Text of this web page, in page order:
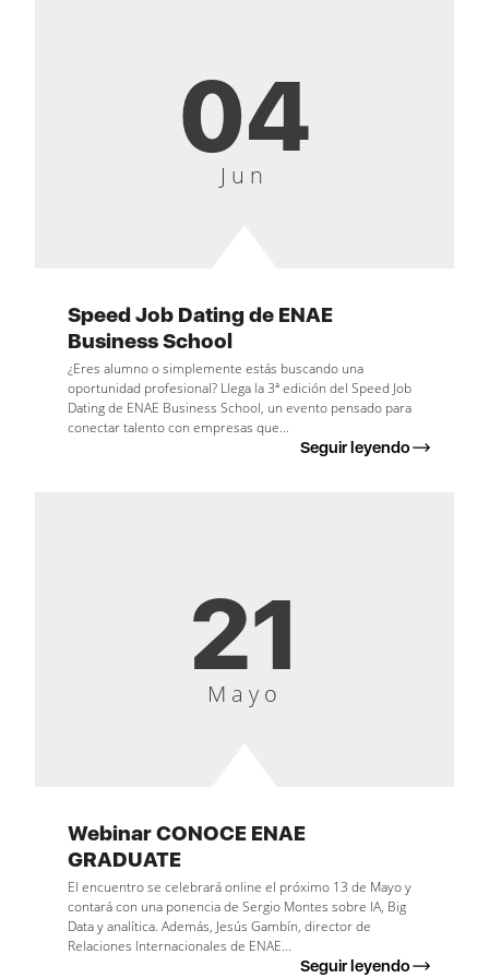
04
Jun
Speed Job Dating de ENAE
Business School
¿Eres alumno o simplemente estás buscando una
oportunidad profesional? Llega la 3ª edición del Speed Job
Dating de ENAE Business School, un evento pensado para
conectar talento con empresas que...
Seguir leyendo
21
Mayo
Webinar CONOCE ENAE
GRADUATE
El encuentro se celebrará online el próximo 13 de Mayo y
contará con una ponencia de Sergio Montes sobre IA, Big
Data y analítica. Además, Jesús Gambín, director de
Relaciones Internacionales de ENAE...
Seguir leyendo